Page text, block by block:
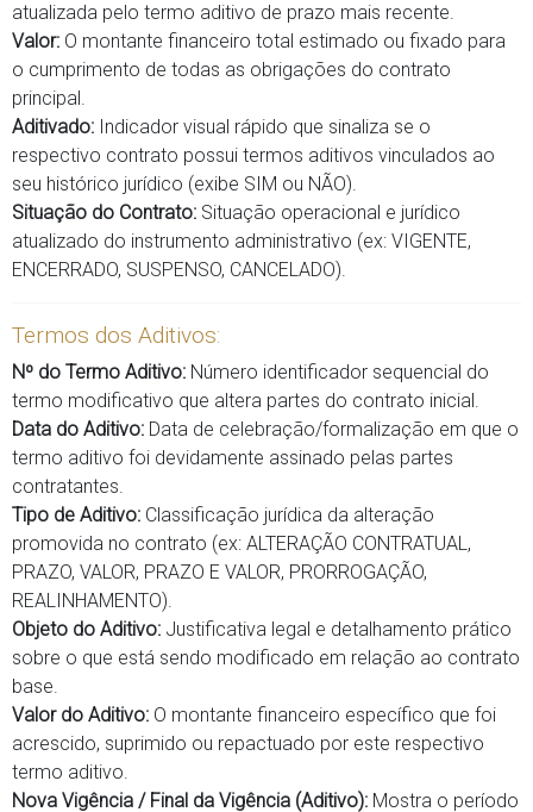
atualizada pelo termo aditivo de prazo mais recente.
Valor: O montante financeiro total estimado ou fixado para
o cumprimento de todas as obrigações do contrato
principal.
Aditivado: Indicador visual rápido que sinaliza se o
respectivo contrato possui termos aditivos vinculados ao
seu histórico jurídico (exibe SIM ou NÃO).
Situação do Contrato: Situação operacional e jurídico
atualizado do instrumento administrativo (ex: VIGENTE,
ENCERRADO, SUSPENSO, CANCELADO).
Termos dos Aditivos:
Nº do Termo Aditivo: Número identificador sequencial do
termo modificativo que altera partes do contrato inicial.
Data do Aditivo: Data de celebração/formalização em que o
termo aditivo foi devidamente assinado pelas partes
contratantes.
Tipo de Aditivo: Classificação jurídica da alteração
promovida no contrato (ex: ALTERAÇÃO CONTRATUAL,
PRAZO, VALOR, PRAZO E VALOR, PRORROGAÇÃO,
REALINHAMENTO).
Objeto do Aditivo: Justificativa legal e detalhamento prático
sobre o que está sendo modificado em relação ao contrato
base.
Valor do Aditivo: O montante financeiro específico que foi
acrescido, suprimido ou repactuado por este respectivo
termo aditivo.
Nova Vigência / Final da Vigência (Aditivo): Mostra o período